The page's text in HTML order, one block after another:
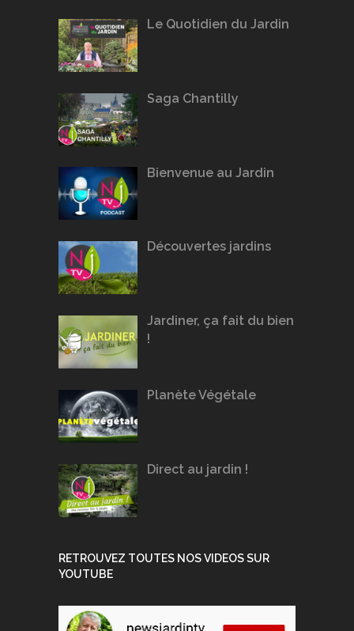
Le Quotidien du Jardin
Saga Chantilly
Bienvenue au Jardin
Découvertes jardins
Jardiner, ça fait du bien
!
Planète Végétale
Direct au jardin !
RETROUVEZ TOUTES NOS VIDEOS SUR
YOUTUBE